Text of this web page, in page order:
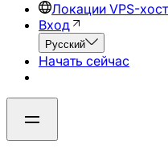
Локации VPS-
Вход
Русский
Начать сейчас